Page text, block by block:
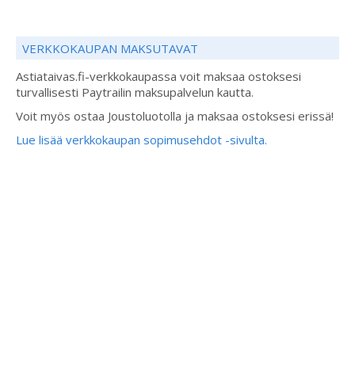
VERKKOKAUPAN MAKSUTAVAT
Astiataivas.fi-verkkokaupassa voit maksaa ostoksesi
turvallisesti Paytrailin maksupalvelun kautta.
Voit myös ostaa Joustoluotolla ja maksaa ostoksesi erissä!
Lue lisää verkkokaupan sopimusehdot -sivulta.